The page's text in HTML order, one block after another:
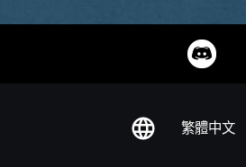
繁體中文